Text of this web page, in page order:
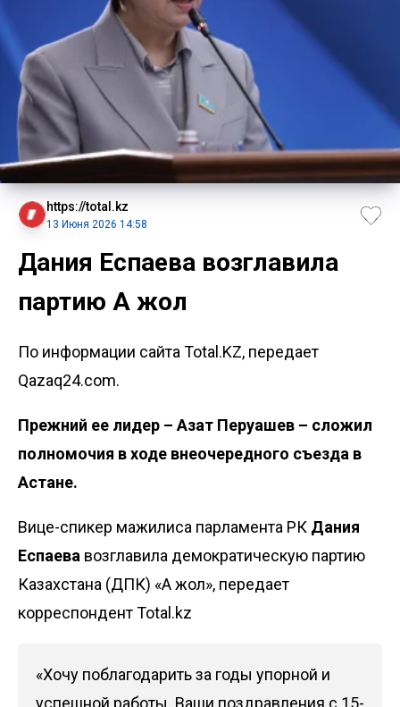
https://total.kz
13 Июня 2026 14:58
Дания Еспаева возглавила
партию Ақ жол
По информации сайта Total.KZ, передает
Qazaq24.com.
Прежний ее лидер – Азат Перуашев – сложил
полномочия в ходе внеочередного съезда в
Астане.
Вице-спикер мажилиса парламента РК Дания
Еспаева возглавила демократическую партию
Казахстана (ДПК) «Ақ жол», передает
корреспондент Total.kz
«Хочу поблагодарить за годы упорной и
успешной работы. Ваши поздравления с 15-